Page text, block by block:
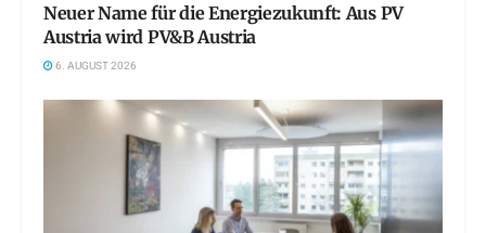
Neuer Name für die Energiezukunft: Aus PV
Austria wird PV&B Austria
6. AUGUST 2026